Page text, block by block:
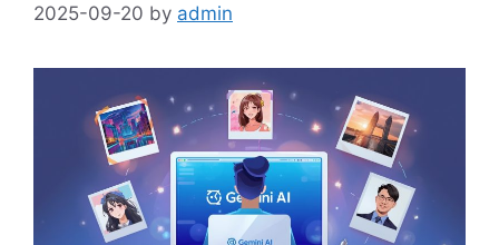
2025-09-20 by admin